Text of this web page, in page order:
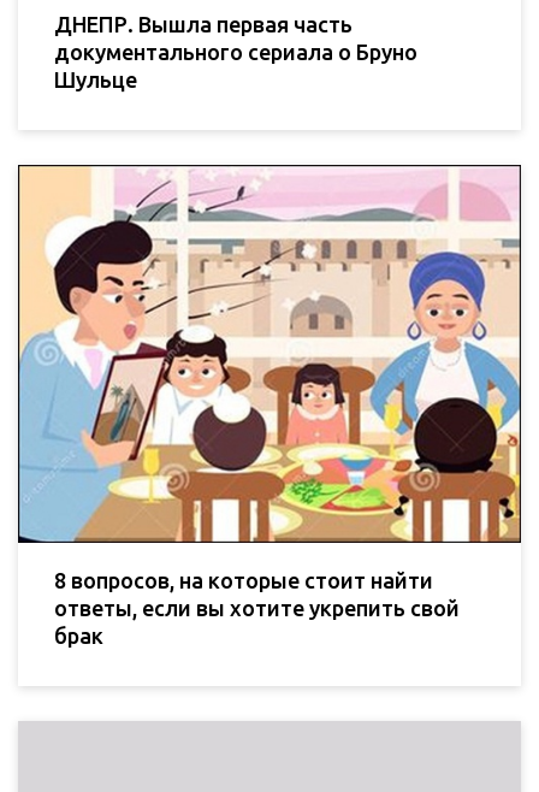
ДНЕПР. Вышла первая часть
документального сериала о Бруно
Шульце
8 вопросов, на которые стоит найти
ответы, если вы хотите укрепить свой
брак